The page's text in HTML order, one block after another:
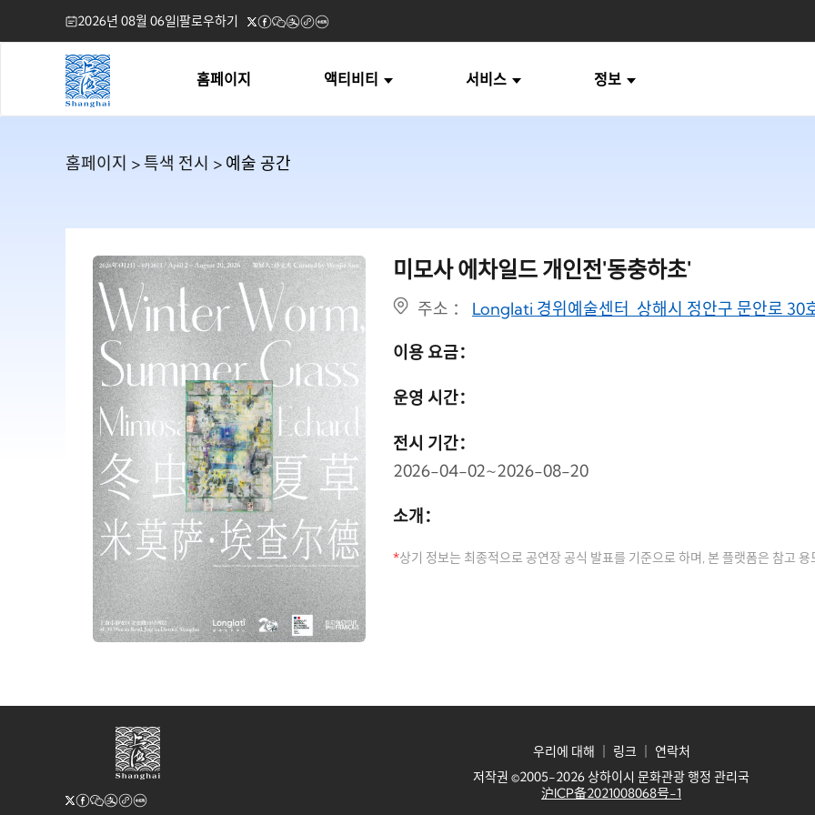
2026년 08월 06일|팔로우하기
홈페이지 액티비티 서비스 정보
홈페이지 >특색 전시 > 예술 공간
미모사 에차일드 개인전'동충하초'
주소 ： Longlati 경위예술센터 상해시 정안구 문안로 30
이용 요금：
운영 시간：
전시 기간：
2026-04-02~2026-08-20
소개：
*상기 정보는 최종적으로 공연장 공식 발표를 기준으로 하며, 본 플랫폼은 참고
우리에 대해 링크｜ 연락처
저작권 ©2005-2026 상하이시 문화관광 행정 관리국
沪ICP备2021008068号-1